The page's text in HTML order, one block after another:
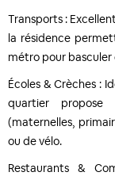
Transports :
la résidence
métro pour
Écoles & Crèches :
quartier propose
(maternelles,
ou de vélo.
Restaurants &